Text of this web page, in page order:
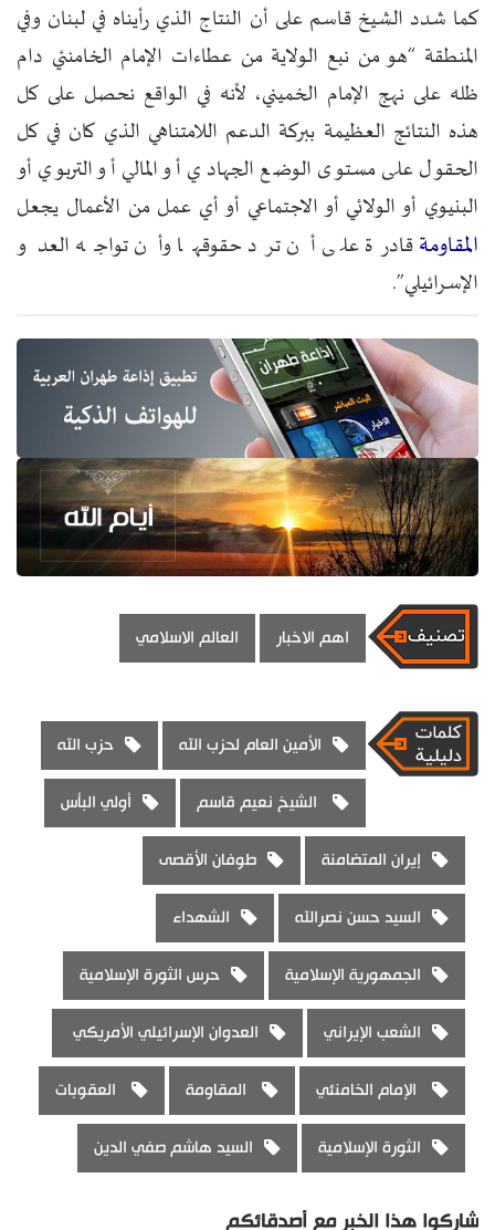
كما شدد الشيخ قاسم على أن النتاج الذي رأيناه في لبنان وفي
المنطقة “هو من نبع الولاية من عطاءات الإمام الخامنئي دام
ظله على نهج الإمام الخميني، لأنه في الواقع نحصل على كل
هذه النتائج العظيمة ببركة الدعم اللامتناهي الذي كان في كل
الحقول على مستوى الوضع الجهادي أو المالي أو التربوي أو
البنيوي أو الولائي أو الاجتماعي أو أي عمل من الأعمال يجعل
المقاومةقادرة على أن ترد حقوقها وأن تواجه العدو
الإسرائيلي”.
اهم الاخبار العالم الاسلامي
الأمين العام لحزب الله حزب الله
الشيخ نعيم قاسم أولي البأس
إيران المتضامنة طوفان الأقصى
السيد حسن نصرالله الشهداء
الجمهورية الإسلامية حرس الثورة الإسلامية
الشعب الإيراني العدوان الإسرائيلي الأمريكي
الإمام الخامنئي المقاومة العقوبات
الثورة الإسلامية السيد هاشم صفي الدين
شاركوا هذا الخبر مع أصدقائكم